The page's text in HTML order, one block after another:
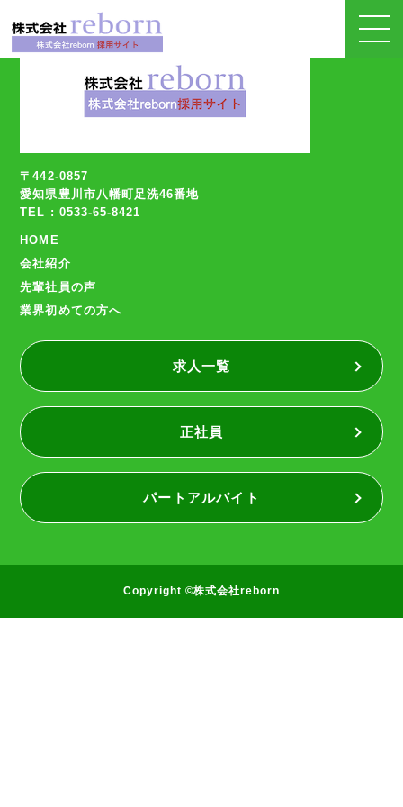
〒442-0857
愛知県豊川市八幡町足洗46番地
TEL : 0533-65-8421
HOME
会社紹介
先輩社員の声
業界初めての方へ
求人一覧
正社員
パートアルバイト
Copyright ©株式会社reborn